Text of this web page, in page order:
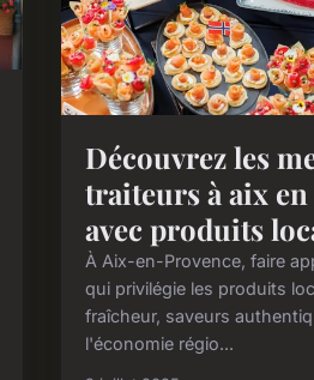
Découvrez les
traiteurs à aix
avec produits
À Aix-en-Provence, faire
qui privilégie les produits
fraîcheur, saveurs
l'économie régio...